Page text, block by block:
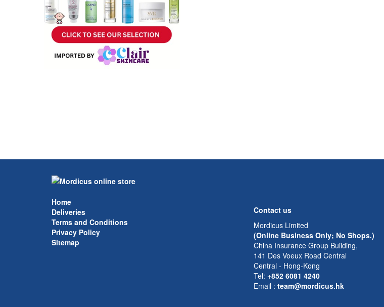
Home
Deliveries
Terms and Conditions
Privacy Policy
Sitemap
Contact us
Mordicus Limited
(Online Business Only; No Shops.)
China Insurance Group Building,
141 Des Voeux Road Central
Central - Hong-Kong
Tel: +852 6081 4240
Email : team@mordicus.hk